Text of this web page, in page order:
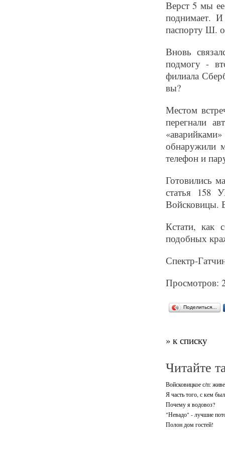
Верст 5 мы
поднимает.
паспорту Ш.
Вновь
подмогу -
филиала
вы?
Местом
перегнали
обнаружили
телефон и
Готовились
статья 158
Войсковицы.
Кстати, как
подобных
Спектр-
Просмотров:
Поделиться…
» к списку
Читайте
Войсковицкое с/п:
Я часть того, с кем
Почему я водовоз?
"Невадо" - лучшие
Полон дом гостей!